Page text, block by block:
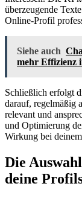
überzeugende
Online-Profil
Siehe auch
mehr Effizienz
Schließlich erfolgt
darauf, regelmäßig
relevant und
und Optimierung
Wirkung bei
Die
deine